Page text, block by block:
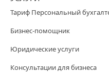
Тариф Персональный
Бизнес-помощник
Юридические услуги
Консультации для бизнеса